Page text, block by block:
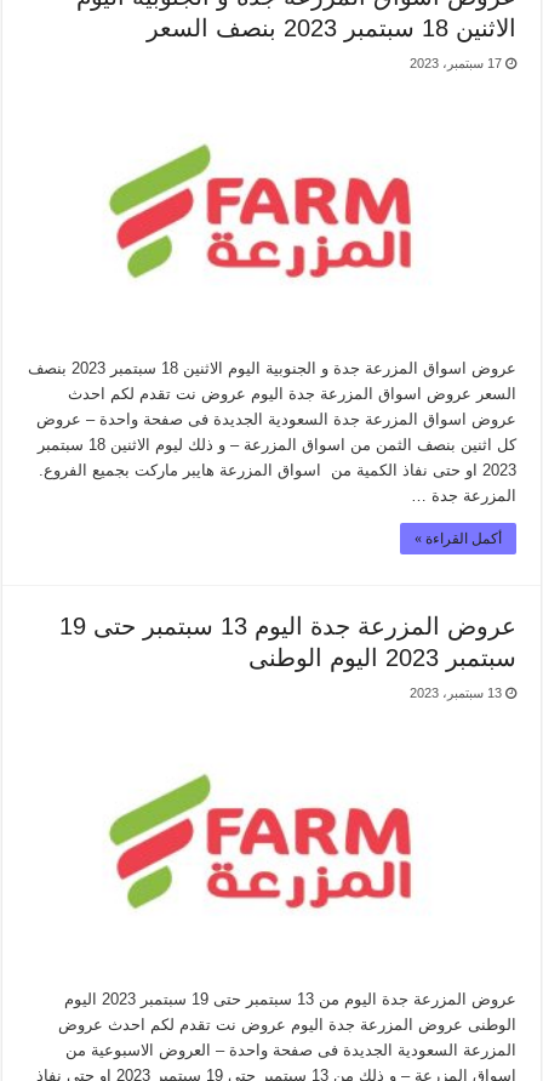
الاثنين 18 سبتمبر 2023 بنصف السعر
17 سبتمبر، 2023
عروض اسواق المزرعة جدة و الجنوبية اليوم الاثنين 18 سبتمبر 2023 بنصف
السعر عروض اسواق المزرعة جدة اليوم عروض نت تقدم لكم احدث
عروض اسواق المزرعة جدة السعودية الجديدة فى صفحة واحدة – عروض
كل اثنين بنصف الثمن من اسواق المزرعة – و ذلك ليوم الاثنين 18 سبتمبر
2023 او حتى نفاذ الكمية من اسواق المزرعة هايبر ماركت بجميع الفروع.
المزرعة جدة …
أكمل القراءة »
عروض المزرعة جدة اليوم 13 سبتمبر حتى 19
سبتمبر 2023 اليوم الوطنى
13 سبتمبر، 2023
عروض المزرعة جدة اليوم من 13 سبتمبر حتى 19 سبتمبر 2023 اليوم
الوطنى عروض المزرعة جدة اليوم عروض نت تقدم لكم احدث عروض
المزرعة السعودية الجديدة فى صفحة واحدة – العروض الاسبوعية من
اسواق المزرعة – و ذلك من 13 سبتمبر حتى 19 سبتمبر 2023 او حتى نفاذ